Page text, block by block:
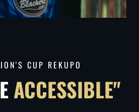
CUP REKUPO
ACCESSIBLE"